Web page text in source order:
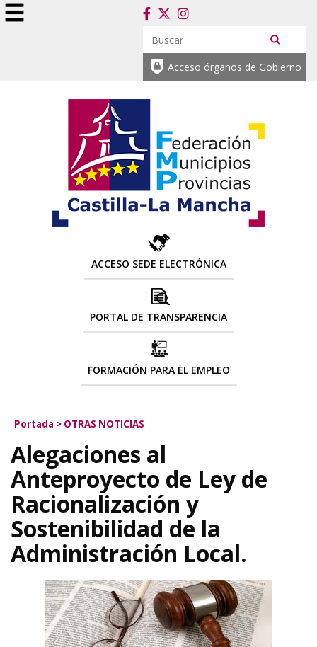
Acceso órganos de Gobierno
ACCESO SEDE ELECTRÓNICA
PORTAL DE TRANSPARENCIA
FORMACIÓN PARA EL EMPLEO
Portada > OTRAS NOTICIAS
Alegaciones al
Anteproyecto de Ley de
Racionalización y
Sostenibilidad de la
Administración Local.